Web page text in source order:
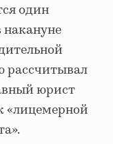
один
рассчитывал
юрист
«лицемерной